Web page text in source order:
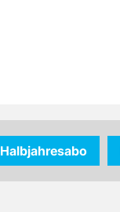
Halbjahresabo